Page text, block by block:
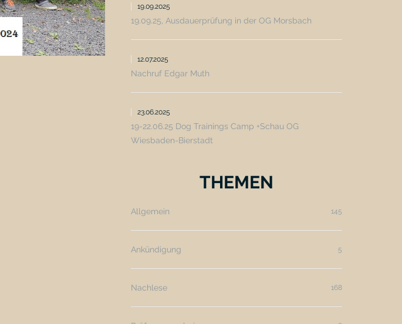
19.09.2025
19.09.25, Ausdauerprüfung in der OG Morsbach
12.07.2025
Nachruf Edgar Muth
23.06.2025
19-22.06.25 Dog Trainings Camp +Schau OG
Wiesbaden-Bierstadt
THEMEN
Allgemein 145
Ankündigung 5
Nachlese 168